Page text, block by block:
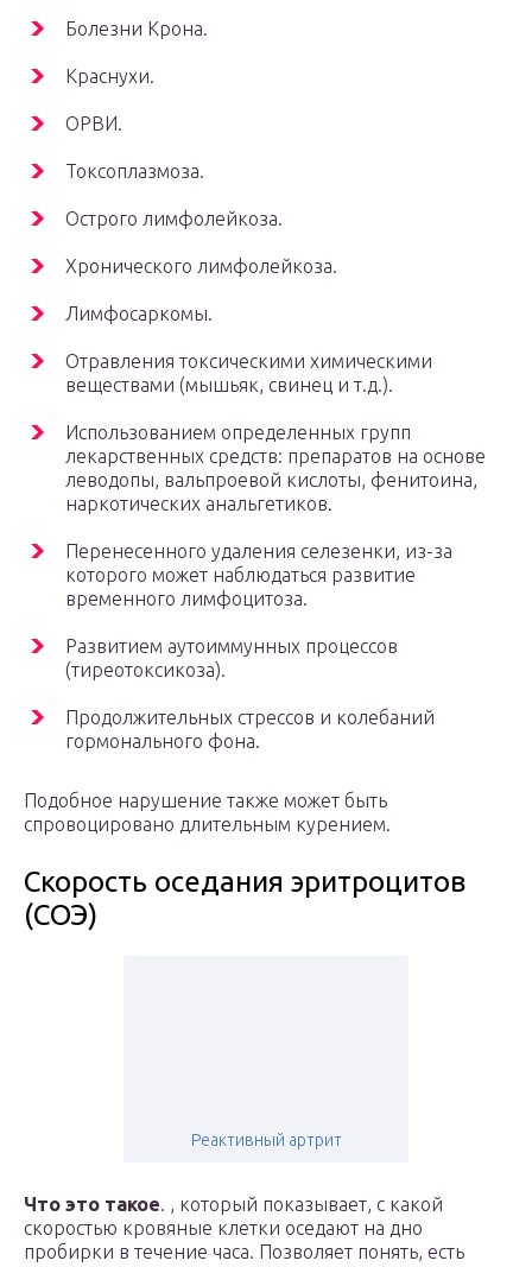
Болезни Крона.
Краснухи.
ОРВИ.
Токсоплазмоза.
Острого лимфолейкоза.
Хронического лимфолейкоза.
Лимфосаркомы.
Отравления токсическими химическими
веществами (мышьяк, свинец и т.д.).
Использованием определенных групп
лекарственных средств: препаратов на основе
леводопы, вальпроевой кислоты, фенитоина,
наркотических анальгетиков.
Перенесенного удаления селезенки, из-за
которого может наблюдаться развитие
временного лимфоцитоза.
Развитием аутоиммунных процессов
(тиреотоксикоза).
Продолжительных стрессов и колебаний
гормонального фона.
Подобное нарушение также может быть
спровоцировано длительным курением.
Скорость оседания эритроцитов
(СОЭ)
Реактивный артрит
Что это такое. , который показывает, с какой
скоростью кровяные клетки оседают на дно
пробирки в течение часа. Позволяет понять, есть